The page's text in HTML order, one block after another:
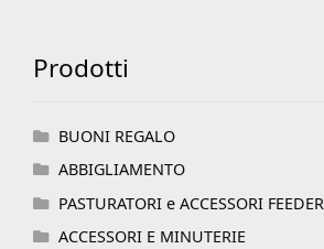
Prodotti
BUONI REGALO
ABBIGLIAMENTO
PASTURATORI e ACCESSORI FEEDER
ACCESSORI E MINUTERIE